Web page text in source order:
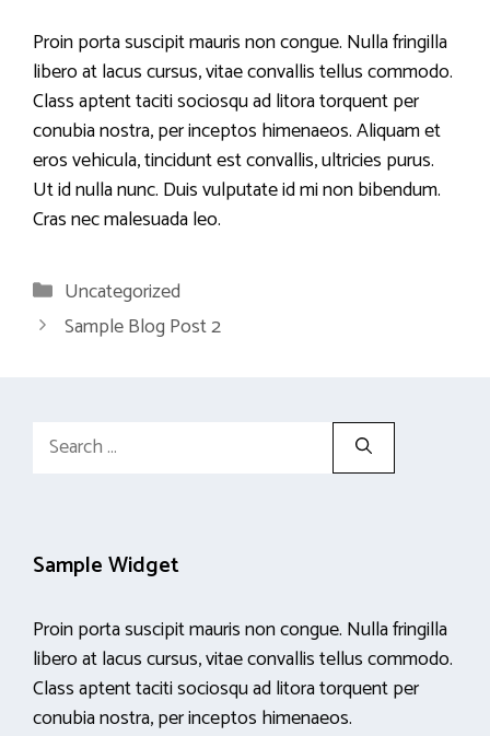
Proin porta suscipit mauris non congue. Nulla fringilla
libero at lacus cursus, vitae convallis tellus commodo.
Class aptent taciti sociosqu ad litora torquent per
conubia nostra, per inceptos himenaeos. Aliquam et
eros vehicula, tincidunt est convallis, ultricies purus.
Ut id nulla nunc. Duis vulputate id mi non bibendum.
Cras nec malesuada leo.
Categories
Uncategorized
Sample Blog Post 2
Search
Sample Widget
Proin porta suscipit mauris non congue. Nulla fringilla
libero at lacus cursus, vitae convallis tellus commodo.
Class aptent taciti sociosqu ad litora torquent per
conubia nostra, per inceptos himenaeos.